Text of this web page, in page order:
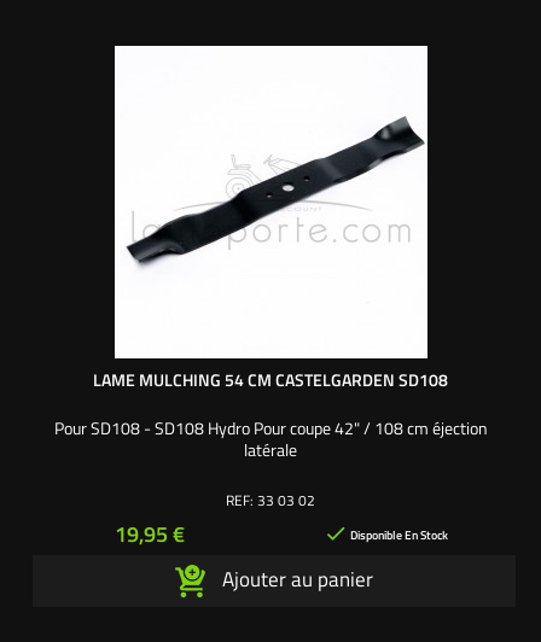
LAME MULCHING 54 CM CASTELGARDEN SD108
Pour SD108 - SD108 Hydro Pour coupe 42" / 108 cm éjection
latérale
REF: 33 03 02
Prix
19,95 €  Disponible En Stock
Ajouter au panier